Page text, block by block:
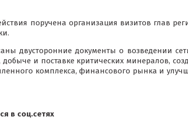
поручена организация визитов глав
двусторонние документы о возведении
и поставке критических минералов,
комплекса, финансового рынка и
в соц.сетях